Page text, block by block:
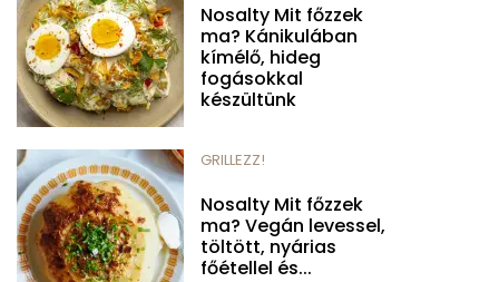
Nosalty Mit főzzek
ma? Kánikulában
kímélő, hideg
fogásokkal
készültünk
GRILLEZZ!
Nosalty Mit főzzek
ma? Vegán levessel,
töltött, nyárias
főétellel és...